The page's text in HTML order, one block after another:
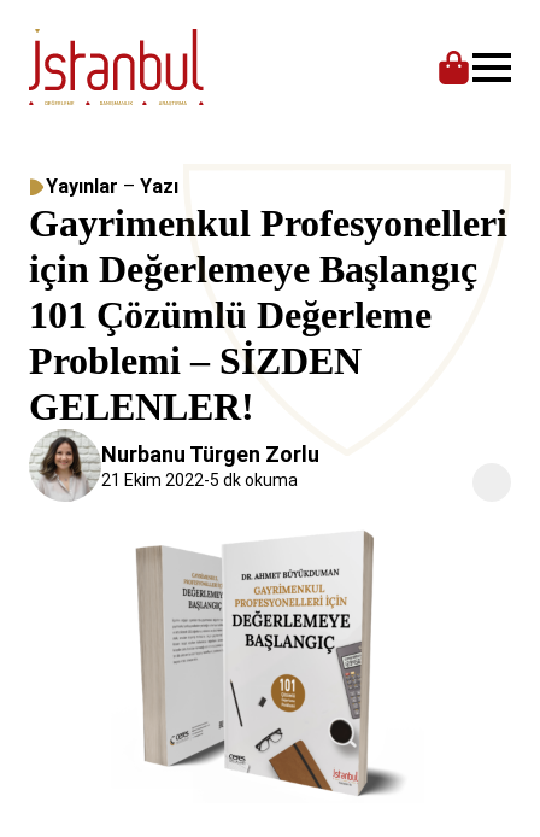
Yayınlar – Yazı
Gayrimenkul Profesyonelleri
için Değerlemeye Başlangıç
101 Çözümlü Değerleme
Problemi – SİZDEN
GELENLER!
Nurbanu Türgen Zorlu
21 Ekim 2022-5 dk okuma